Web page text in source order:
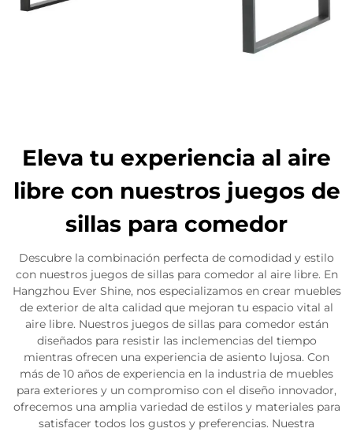
Eleva tu experiencia al aire
libre con nuestros juegos de
sillas para comedor
Descubre la combinación perfecta de comodidad y estilo
con nuestros juegos de sillas para comedor al aire libre. En
Hangzhou Ever Shine, nos especializamos en crear muebles
de exterior de alta calidad que mejoran tu espacio vital al
aire libre. Nuestros juegos de sillas para comedor están
diseñados para resistir las inclemencias del tiempo
mientras ofrecen una experiencia de asiento lujosa. Con
más de 10 años de experiencia en la industria de muebles
para exteriores y un compromiso con el diseño innovador,
ofrecemos una amplia variedad de estilos y materiales para
satisfacer todos los gustos y preferencias. Nuestra